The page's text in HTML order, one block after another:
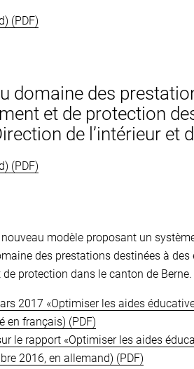
domaine des
et de protection
de l’intérieur et
modèle proposant un
des prestations destinées à
de protection dans le canton de Berne.
2017 «Optimiser les aides
en français)
le rapport «Optimiser les aides
2016, en allemand)